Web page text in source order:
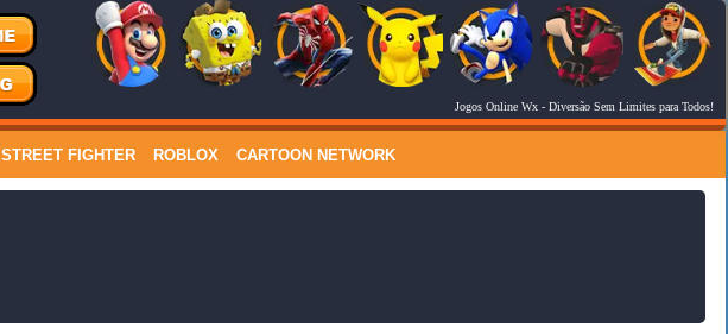
Jogos Online Wx - Diversão Sem Limites para Todos!
STREET FIGHTER ROBLOX CARTOON NETWORK